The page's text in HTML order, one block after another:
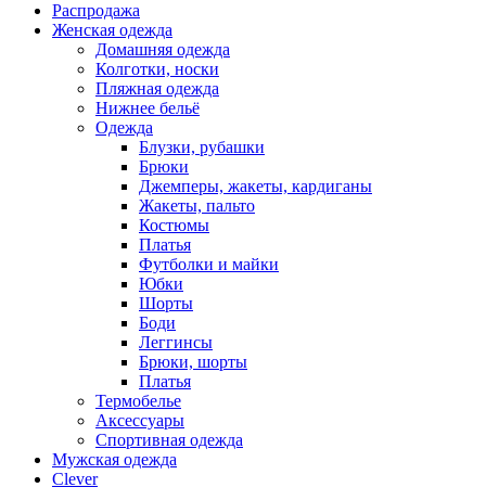
Распродажа
Женская одежда
Домашняя одежда
Колготки, носки
Пляжная одежда
Нижнее бельё
Одежда
Блузки, рубашки
Брюки
Джемперы, жакеты, кардиганы
Жакеты, пальто
Костюмы
Платья
Футболки и майки
Юбки
Шорты
Боди
Леггинсы
Брюки, шорты
Платья
Термобелье
Аксессуары
Спортивная одежда
Мужская одежда
Clever